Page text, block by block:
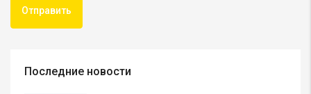
Последние новости